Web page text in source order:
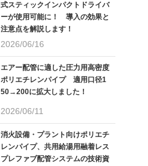
式スティックインパクトドライバ
ーが使用可能に！ 導入の効果と
注意点を解説します！
2026/06/16
エアー配管に適した圧力用高密度
ポリエチレンパイプ 適用口径1
50→200に拡大しました！
2026/06/11
消火設備・プラント向けポリエチ
レンパイプ、共用給湯用融着レス
プレファブ配管システムの技術資